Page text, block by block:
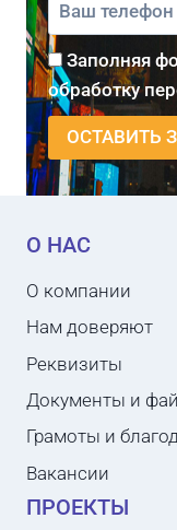
Заполняя
обработку
О НАС
О компании
Нам доверяют
Реквизиты
Документы и
Грамоты и
Вакансии
ПРОЕКТЫ